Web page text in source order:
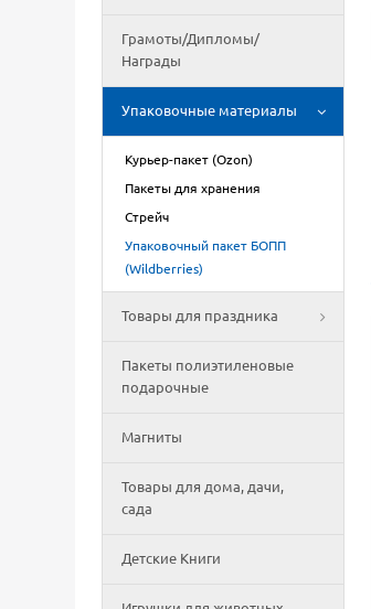
Грамоты/Дипломы/
Награды
Упаковочные материалы
Курьер-пакет (Ozon)
Пакеты для хранения
Стрейч
Упаковочный пакет БОПП
(Wildberries)
Товары для праздника
Пакеты полиэтиленовые
подарочные
Магниты
Товары для дома, дачи,
сада
Детские Книги